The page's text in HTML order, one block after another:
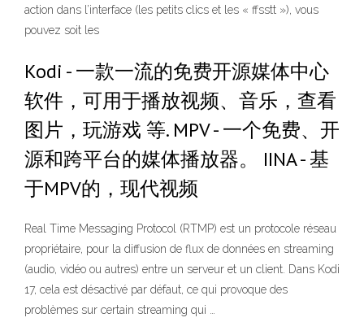
action dans l’interface (les petits clics et les « ffsstt »), vous
pouvez soit les
Kodi - 一款一流的免费开源媒体中心
软件，可用于播放视频、音乐，查看
图片，玩游戏 等. MPV - 一个免费、开
源和跨平台的媒体播放器。 IINA - 基
于MPV的，现代视频
Real Time Messaging Protocol (RTMP) est un protocole réseau
propriétaire, pour la diffusion de flux de données en streaming
(audio, vidéo ou autres) entre un serveur et un client. Dans Kodi
17, cela est désactivé par défaut, ce qui provoque des
problèmes sur certain streaming qui …